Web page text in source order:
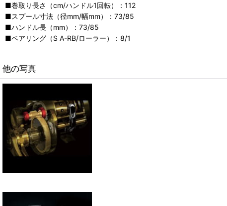
■巻取り長さ（cm/ハンドル1回転）：112
■スプール寸法（径mm/幅mm）：73/85
■ハンドル長（mm）：73/85
■ベアリング（S A-RB/ローラー）：8/1
他の写真